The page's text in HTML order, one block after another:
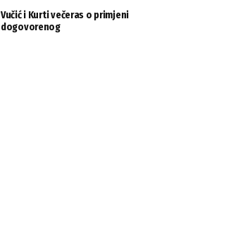
Vučić i Kurti večeras o primjeni
dogovorenog